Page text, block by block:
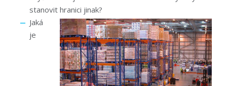
stanovit hranici jinak?
Jaká
je